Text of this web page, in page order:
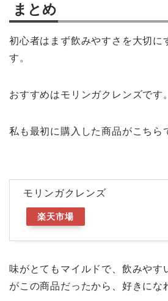
まとめ
初心者はまず飲みやすさを大切に
す。
おすすめはモリンガクレンズです。
私も最初に購入した商品がこちら
モリンガクレンズ
楽天市場
味がとてもマイルドで、飲みやす
がこの商品だったから、好きにな